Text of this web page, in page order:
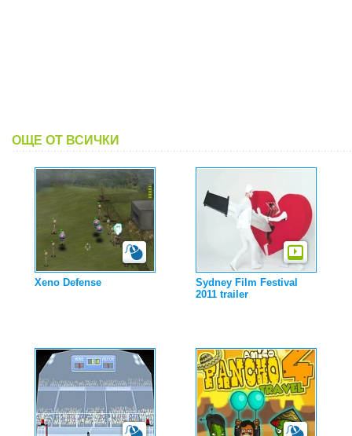
ОЩЕ ОТ ВСИЧКИ
Xeno Defense
Sydney Film Festival
2011 trailer